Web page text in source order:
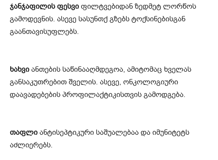
ჯანჯაფილის ფესვი ფილტვებიდან ზედმეტ ლორწოს
გამოდევნის. ასევე სასუნთქ გზებს ტოქსინებისგან
გაანთავისუფლებს.
ხახვი ანთების საწინააღმდეგოა, ამიტომაც ხველას
განსაკუთრებით შველის. ასევე, ონკოლოგიური
დაავადებების პროფილაქტიკისთვის გამოდგება.
თაფლი ანტისეპტიკური საშუალებაა და იმუნიტეტს
აძლიერებს.